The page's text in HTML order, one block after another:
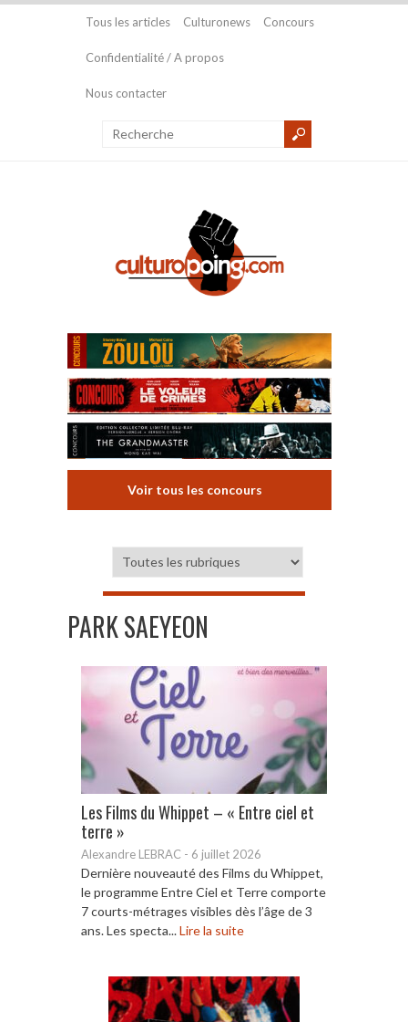
Tous les articles Culturonews Concours
Confidentialité / A propos
Nous contacter
Voir tous les concours
PARK SAEYEON
Les Films du Whippet – « Entre ciel et
terre »
Alexandre LEBRAC - 6 juillet 2026
Dernière nouveauté des Films du Whippet,
le programme Entre Ciel et Terre comporte
7 courts-métrages visibles dès l’âge de 3
ans. Les specta...Lire la suite